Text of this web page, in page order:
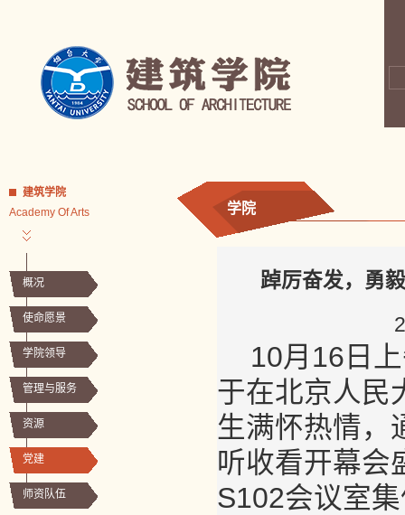
建筑学院
Academy Of Arts
概况
使命愿景
学院领导
管理与服务
资源
党建
师资队伍
学院
踔厉奋发，勇
10月16日
于在北京人民
生满怀热情，
听收看开幕会
S102会议室